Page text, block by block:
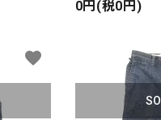
メッシュショーツ
0円(税0円)
favorite